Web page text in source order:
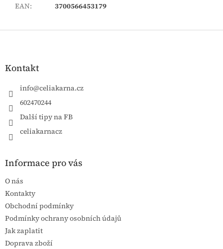
EAN: 3700566453179
Zápatí
Kontakt
info@celiakarna.cz
602470244
Další tipy na FB
celiakarnacz
Informace pro vás
O nás
Kontakty
Obchodní podmínky
Podmínky ochrany osobních údajů
Jak zaplatit
Doprava zboží